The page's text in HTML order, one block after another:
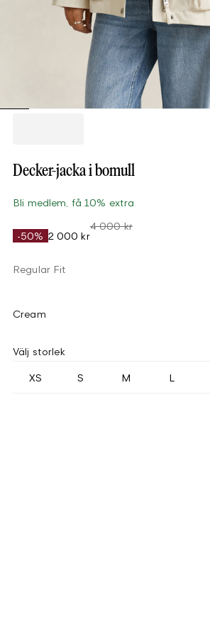
Decker-jacka i bomull
Bli medlem, få 10% extra
-50% 2 000 kr
4 000 kr
Regular Fit
Cream
Välj storlek
XS S M L